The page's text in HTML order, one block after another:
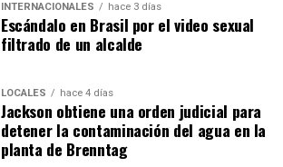
INTERNACIONALES hace 3 días
Escándalo en Brasil por el video sexual
filtrado de un alcalde
LOCALES hace 4 días
Jackson obtiene una orden judicial para
detener la contaminación del agua en la
planta de Brenntag